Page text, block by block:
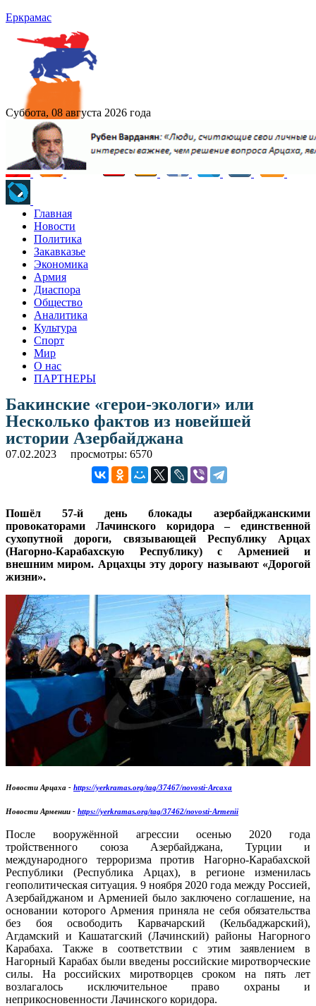
Еркрамас
Суббота, 08 августа 2026 года
Главная
Новости
Политика
Закавказье
Экономика
Армия
Диаспора
Общество
Аналитика
Культура
Спорт
Мир
О нас
ПАРТНЕРЫ
Бакинские «герои-экологи» или
Несколько фактов из новейшей
истории Азербайджана
07.02.2023 просмотры: 6570
Пошёл 57-й день блокады азербайджанскими
провокаторами Лачинского коридора – единственной
сухопутной дороги, связывающей Республику Арцах
(Нагорно-Карабахскую Республику) с Арменией и
внешним миром. Арцахцы эту дорогу называют «Дорогой
жизни».
Новости Арцаха - https://yerkramas.org/tag/37467/novosti-Arcaxa
Новости Армении - https://yerkramas.org/tag/37462/novosti-Armenii
После вооружённой агрессии осенью 2020 года
тройственного союза Азербайджана, Турции и
международного терроризма против Нагорно-Карабахской
Республики (Республика Арцах), в регионе изменилась
геополитическая ситуация. 9 ноября 2020 года между Россией,
Азербайджаном и Арменией было заключено соглашение, на
основании которого Армения приняла не себя обязательства
без боя освободить Карвачарский (Кельбаджарский),
Агдамский и Кашатагский (Лачинский) районы Нагорного
Карабаха. Также в соответствии с этим заявлением в
Нагорный Карабах были введены российские миротворческие
силы. На российских миротворцев сроком на пять лет
возлагалось исключительное право охраны и
неприкосновенности Лачинского коридора.